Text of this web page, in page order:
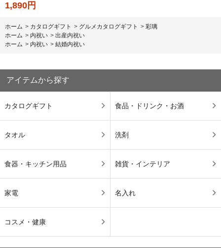
1,890円
ホーム > カタログギフト > グルメカタログギフト > 彩璃
ホーム > 内祝い > 出産内祝い
ホーム > 内祝い > 結婚内祝い
アイテムから探す
カタログギフト 食品・ドリンク・お酒
タオル 洗剤
食器・キッチン用品 雑貨・インテリア
家電 名入れ
コスメ・健康